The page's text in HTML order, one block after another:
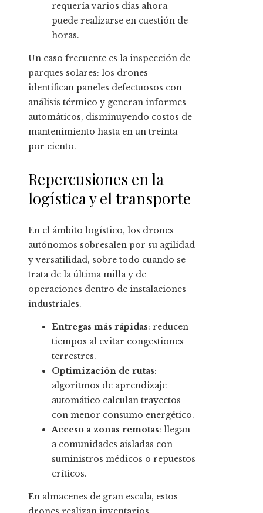
requería varios días ahora
puede realizarse en cuestión de
horas.
Un caso frecuente es la inspección de
parques solares: los drones
identifican paneles defectuosos con
análisis térmico y generan informes
automáticos, disminuyendo costos de
mantenimiento hasta en un treinta
por ciento.
Repercusiones en la
logística y el transporte
En el ámbito logístico, los drones
autónomos sobresalen por su agilidad
y versatilidad, sobre todo cuando se
trata de la última milla y de
operaciones dentro de instalaciones
industriales.
Entregas más rápidas: reducen
tiempos al evitar congestiones
terrestres.
Optimización de rutas:
algoritmos de aprendizaje
automático calculan trayectos
con menor consumo energético.
Acceso a zonas remotas: llegan
a comunidades aisladas con
suministros médicos o repuestos
críticos.
En almacenes de gran escala, estos